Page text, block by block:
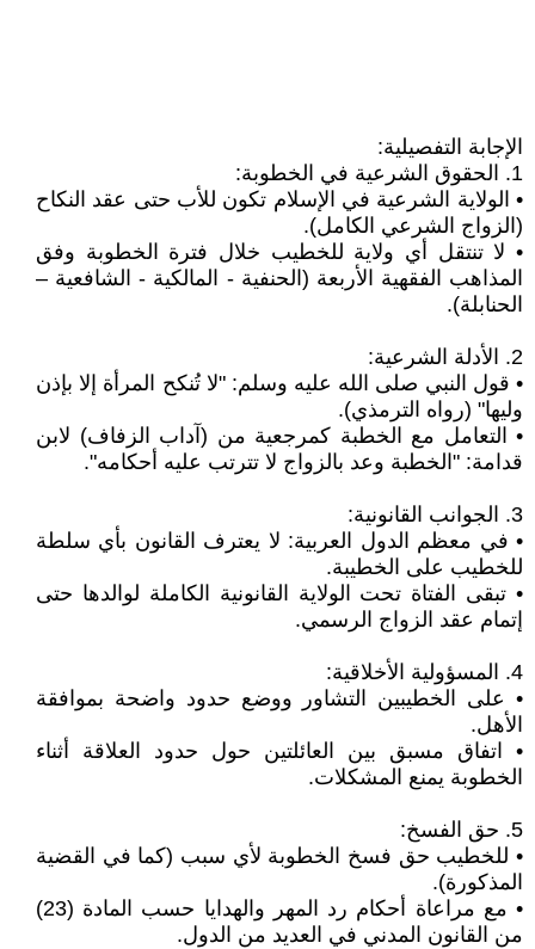
الإجابة التفصيلية:
1. الحقوق الشرعية في الخطوبة:
• الولاية الشرعية في الإسلام تكون للأب حتى عقد النكاح
(الزواج الشرعي الكامل).
• لا تنتقل أي ولاية للخطيب خلال فترة الخطوبة وفق
المذاهب الفقهية الأربعة (الحنفية - المالكية - الشافعية –
الحنابلة).
2. الأدلة الشرعية:
• قول النبي صلى الله عليه وسلم: "لا تُنكح المرأة إلا بإذن
وليها" (رواه الترمذي).
• التعامل مع الخطبة كمرجعية من (آداب الزفاف) لابن
قدامة: "الخطبة وعد بالزواج لا تترتب عليه أحكامه".
3. الجوانب القانونية:
• في معظم الدول العربية: لا يعترف القانون بأي سلطة
للخطيب على الخطيبة.
• تبقى الفتاة تحت الولاية القانونية الكاملة لوالدها حتى
إتمام عقد الزواج الرسمي.
4. المسؤولية الأخلاقية:
• على الخطيبين التشاور ووضع حدود واضحة بموافقة
الأهل.
• اتفاق مسبق بين العائلتين حول حدود العلاقة أثناء
الخطوبة يمنع المشكلات.
5. حق الفسخ:
• للخطيب حق فسخ الخطوبة لأي سبب (كما في القضية
المذكورة).
• مع مراعاة أحكام رد المهر والهدايا حسب المادة (23)
من القانون المدني في العديد من الدول.